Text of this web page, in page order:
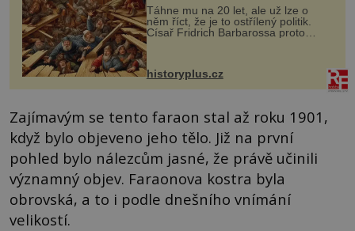
Táhne mu na 20 let, ale už lze o
něm říct, že je to ostřílený politik.
Císař Fridrich Barbarossa proto
posílá svého syna a dědice Jindřicha
VI. do Erfurtu, aby se stal
prostředníkem při řešení sporu m...
historyplus.cz
Zajímavým se tento faraon stal až roku 1901,
když bylo objeveno jeho tělo. Již na první
pohled bylo nálezcům jasné, že právě učinili
významný objev. Faraonova kostra byla
obrovská, a to i podle dnešního vnímání
velikostí.